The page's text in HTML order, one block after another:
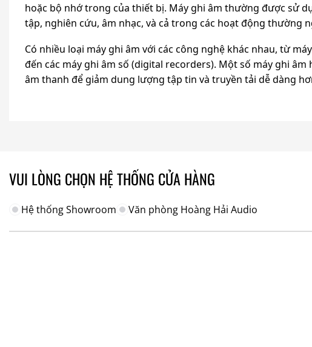
hoặc bộ nhớ trong của thiết bị. Máy ghi âm thường được sử
tập, nghiên cứu, âm nhạc, và cả trong các hoạt động thường
Có nhiều loại máy ghi âm với các công nghệ khác nhau, từ
đến các máy ghi âm số (digital recorders). Một số máy ghi
âm thanh để giảm dung lượng tập tin và truyền tải dễ dàng
VUI LÒNG CHỌN HỆ THỐNG CỬA HÀNG
Hệ thống Showroom Văn phòng Hoàng Hải Audio